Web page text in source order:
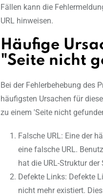
Fällen kann die
URL hinweisen.
Häufige
"Seite nicht
Bei der Fehlerbehebung des
häufigsten Ursachen für
zu einem 'Seite nicht
Falsche URL: Eine der
eine falsche URL.
hat die URL-Struktur der
Defekte Links: Defekte
nicht mehr existiert.